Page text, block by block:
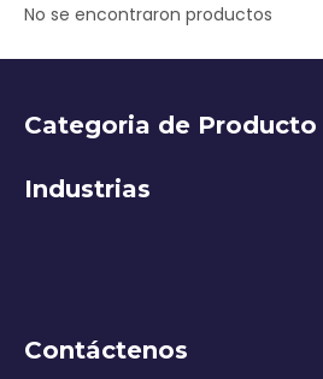
No se encontraron productos
Categoria de Producto
Industrias
Contáctenos